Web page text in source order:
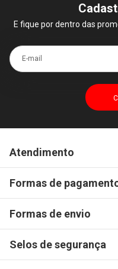
E fique por dentro das
E-mail
Atendimento
Formas de
Formas de envio
Selos de segurança